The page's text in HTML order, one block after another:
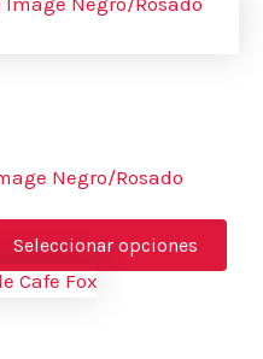
Negro/Rosado
Seleccionar opciones